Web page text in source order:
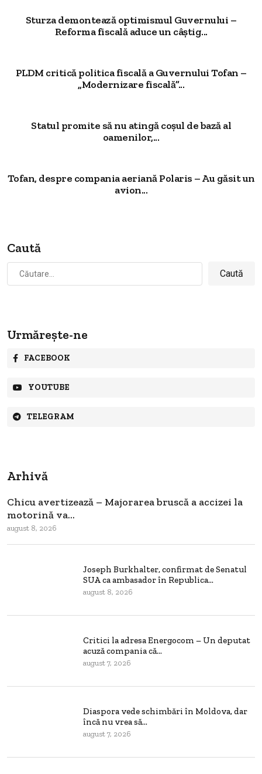
Sturza demontează optimismul Guvernului –
Reforma fiscală aduce un câștig...
PLDM critică politica fiscală a Guvernului Tofan –
„Modernizare fiscală”...
Statul promite să nu atingă coșul de bază al
oamenilor,...
Tofan, despre compania aeriană Polaris – Au găsit un
avion...
Caută
Caută
după:
Urmărește-ne
FACEBOOK
YOUTUBE
TELEGRAM
Arhivă
Chicu avertizează – Majorarea bruscă a accizei la
motorină va...
august 8, 2026
Joseph Burkhalter, confirmat de Senatul
SUA ca ambasador în Republica...
august 8, 2026
Critici la adresa Energocom – Un deputat
acuză compania că...
august 7, 2026
Diaspora vede schimbări în Moldova, dar
încă nu vrea să...
august 7, 2026